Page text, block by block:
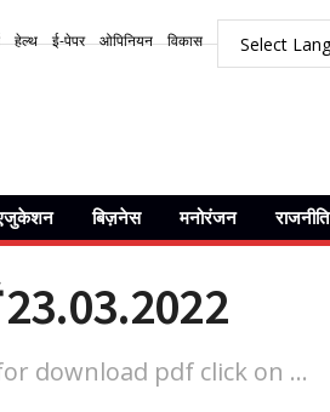
हेल्थ ई-पेपर ओपिनियन विकास
बिज़नेस मनोरंजन राजनीति
23.03.2022
download pdf click on ...